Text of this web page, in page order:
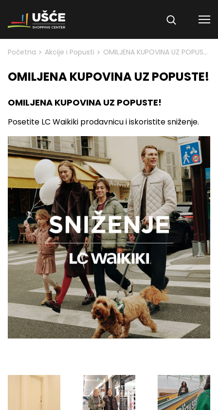
Skip to content
Početna > Akcije i Popusti > OMILJENA KUPOVINA UZ POPUSTE!
OMILJENA KUPOVINA UZ POPUSTE!
OMILJENA KUPOVINA UZ POPUSTE!
Posetite LC Waikiki prodavnicu i iskoristite sniženje.